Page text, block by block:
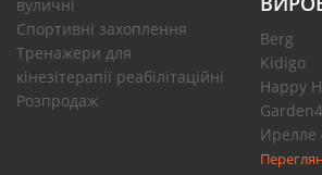
вуличні
Спортивні захоплення
Тренажери для
кінезітерапії реабілітаційні
Розпродаж
Berg
Kidigo
Happy
Ирелле